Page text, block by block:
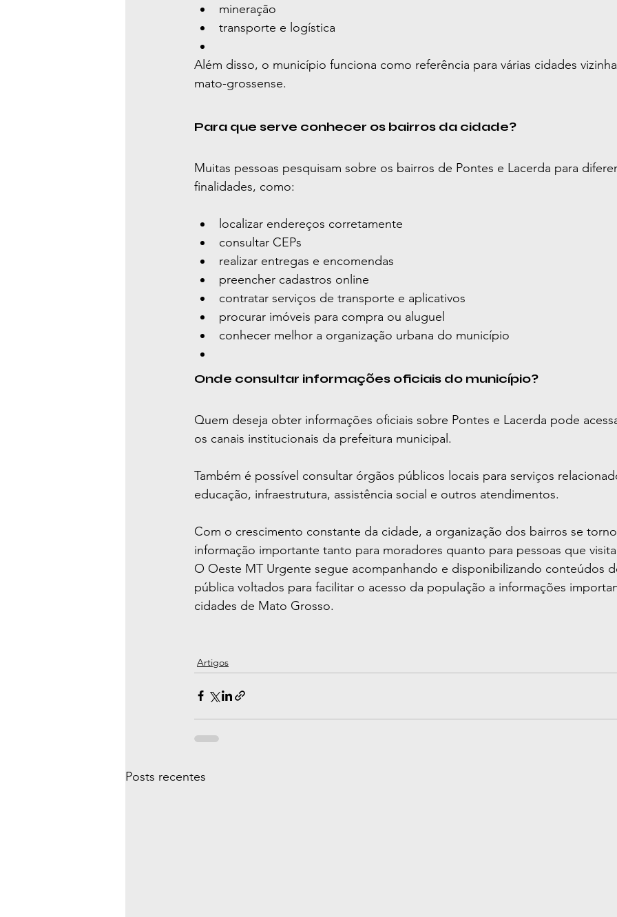
mineração
transporte e logística
Além disso, o município funciona como referência para várias cidades
mato-grossense.
Para que serve conhecer os bairros da cidade?
Muitas pessoas pesquisam sobre os bairros de Pontes e Lacerda para
finalidades, como:
localizar endereços corretamente
consultar CEPs
realizar entregas e encomendas
preencher cadastros online
contratar serviços de transporte e aplicativos
procurar imóveis para compra ou aluguel
conhecer melhor a organização urbana do município
Onde consultar informações oficiais do município?
Quem deseja obter informações oficiais sobre Pontes e Lacerda pode
os canais institucionais da prefeitura municipal.
Também é possível consultar órgãos públicos locais para serviços
educação, infraestrutura, assistência social e outros atendimentos.
Com o crescimento constante da cidade, a organização dos bairros se
informação importante tanto para moradores quanto para pessoas que
O Oeste MT Urgente segue acompanhando e disponibilizando conteúdos
pública voltados para facilitar o acesso da população a informações
cidades de Mato Grosso.
Artigos
Posts recentes